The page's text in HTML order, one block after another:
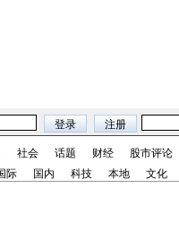
社会 话题 财经
股市评论
际 国内 科技 本地 文化